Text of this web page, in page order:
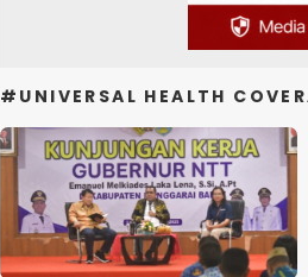
#UNIVERSAL HEALTH